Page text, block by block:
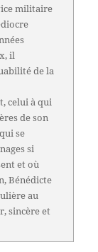
militaire
il
de la
celui à qui
de son
se
si
et où
Bénédicte
au
sincère et